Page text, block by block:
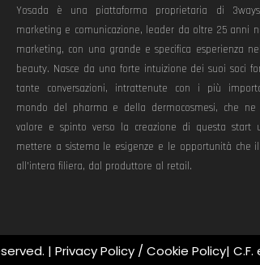
Yosada è una piattaforma proprietaria di
marketing e comunicazione, leader da oltre 25 anni
marketing, con una grande e specifica esperienza
beauty. Nasce da una forte intuizione dei suoi soci
tante conversazioni, intrattenute con i più
mondo del pharma e della dermocosmesi, che ne
valore e spinto verso la creazione di questa start
mettere a sistema le esigenze e le opportunità che
all’intera filiera, dal produttore al retail.
| Privacy Policy/ Cookie Policy| C.F.